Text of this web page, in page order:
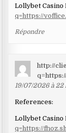
Lollybet
q=https://
Répondre
http://
19/07/2026 à 22
References:
Lollybet Casino
q=https://